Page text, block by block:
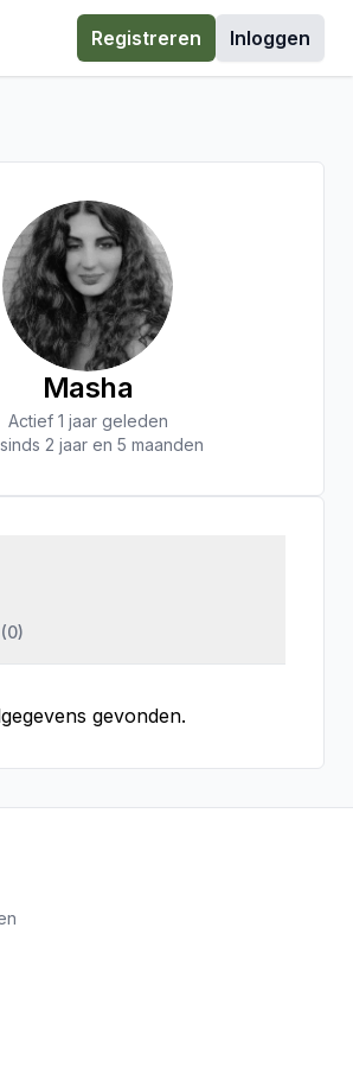
Registreren Inloggen
Masha
Actief 1 jaar geleden
2 jaar en 5 maanden
gevonden.